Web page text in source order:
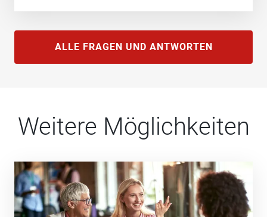
ALLE FRAGEN UND ANTWORTEN
Weitere Möglichkeiten